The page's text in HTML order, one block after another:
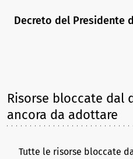
Decreto del Presidente
Risorse bloccate dal
ancora da adottare
Tutte le risorse bloccate